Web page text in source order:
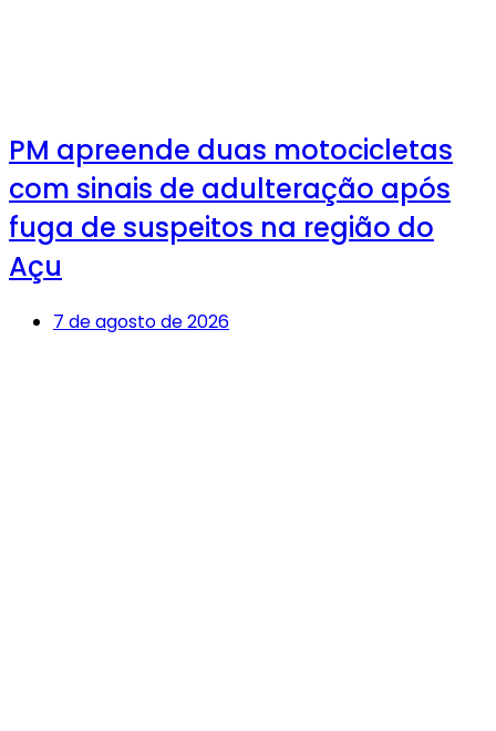
PM apreende duas motocicletas
com sinais de adulteração após
fuga de suspeitos na região do
Açu
7 de agosto de 2026